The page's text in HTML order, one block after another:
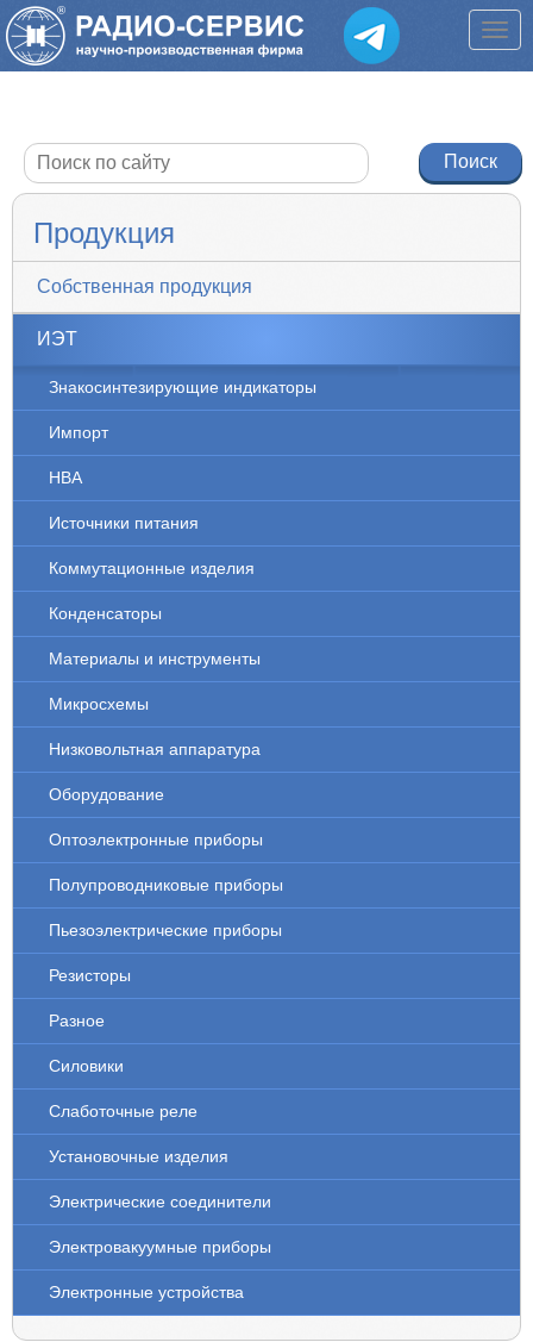
Продукция
Собственная продукция
ИЭТ
Знакосинтезирующие индикаторы
Импорт
НВА
Источники питания
Коммутационные изделия
Конденсаторы
Материалы и инструменты
Микросхемы
Низковольтная аппаратура
Оборудование
Оптоэлектронные приборы
Полупроводниковые приборы
Пьезоэлектрические приборы
Резисторы
Разное
Силовики
Слаботочные реле
Установочные изделия
Электрические соединители
Электровакуумные приборы
Электронные устройства